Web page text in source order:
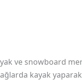
ve snowboard
kayak